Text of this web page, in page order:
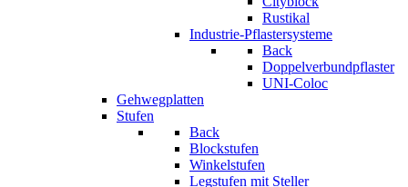
Rustikal
Industrie-Pflastersysteme
Back
Doppelverbundpflaster
UNI-Coloc
Gehwegplatten
Stufen
Back
Blockstufen
Winkelstufen
Legstufen mit Steller